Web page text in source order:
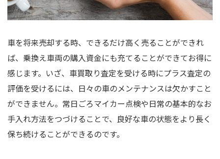
車を将来売却する時、できるだけ高く売ることができれ
ば、乗換え車両の購入資金にも充てることができてお得に
感じます。いざ、車買取り査定を受ける時にプラス査定の
評価を受けるには、日々の車のメンテナンスは欠かすこと
ができません。常日ごろマイカー点検や日常の基本的なお
手入れ方法をつづけることで、良好な車の状態をより長く
保ち続けることができるのです。